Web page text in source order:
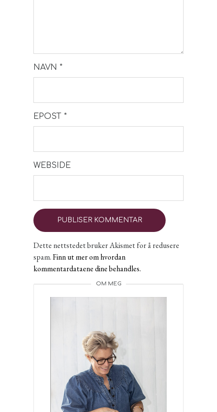
NAVN *
EPOST *
WEBSIDE
Dette nettstedet bruker Akismet for å redusere
spam.Finn ut mer om hvordan
kommentardataene dine behandles.
OM MEG